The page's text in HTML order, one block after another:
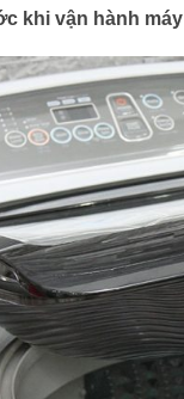
khi vận hành